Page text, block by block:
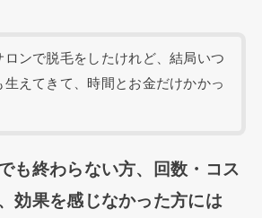
ロンで脱毛をしたけれど、結局いつ
生えてきて、時間とお金だけかかっ
も終わらない方、回数・コス
効果を感じなかった方には